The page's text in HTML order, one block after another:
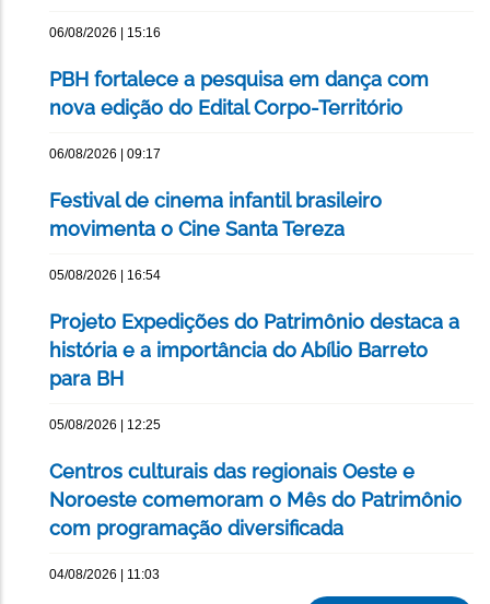
06/08/2026 | 15:16
PBH fortalece a pesquisa em dança com
nova edição do Edital Corpo-Território
06/08/2026 | 09:17
Festival de cinema infantil brasileiro
movimenta o Cine Santa Tereza
05/08/2026 | 16:54
Projeto Expedições do Patrimônio destaca a
história e a importância do Abílio Barreto
para BH
05/08/2026 | 12:25
Centros culturais das regionais Oeste e
Noroeste comemoram o Mês do Patrimônio
com programação diversificada
04/08/2026 | 11:03